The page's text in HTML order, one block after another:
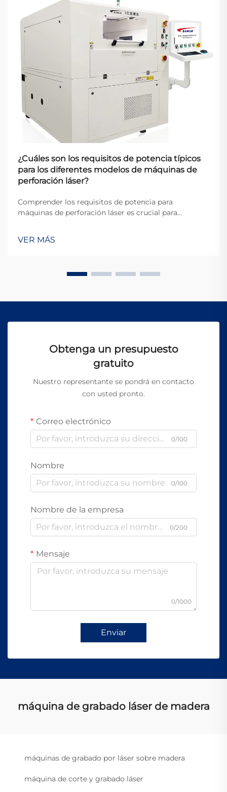
¿Cuáles son los requisitos de potencia típicos
para los diferentes modelos de máquinas de
perforación láser?
Comprender los requisitos de potencia para
máquinas de perforación láser es crucial para
instalaciones que planifican sus operaciones
industriales. Las demandas eléctricas de estos
VER MÁS
Obtenga un presupuesto
gratuito
Nuestro representante se pondrá en contacto
con usted pronto.
Correo electrónico
0/100
Nombre
0/100
Nombre de la empresa
0/200
Mensaje
0/1000
Enviar
máquina de grabado láser de madera
máquinas de grabado por láser sobre madera
máquina de corte y grabado láser